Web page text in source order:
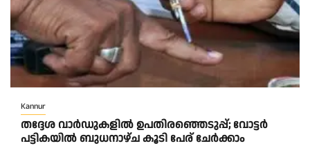
Kannur
തദ്ദേശ വാർഡുകളിൽ ഉപതിരഞ്ഞെടുപ്പ്; വോട്ടർ
പട്ടികയിൽ ബുധനാഴ്ച കൂടി പേര് ചേർക്കാം